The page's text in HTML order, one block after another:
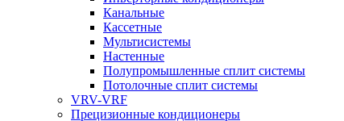
Канальные
Кассетные
Мультисистемы
Настенные
Полупромышленные сплит системы
Потолочные сплит системы
VRV-VRF
Прецизионные кондиционеры